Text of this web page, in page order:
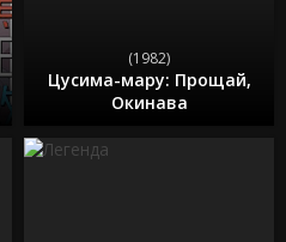
(1982)
Цусима-мару: Прощай,
Окинава